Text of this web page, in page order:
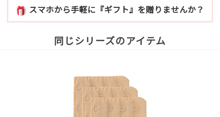
スマホから手軽に『ギフト』を贈りませんか？
同じシリーズのアイテム